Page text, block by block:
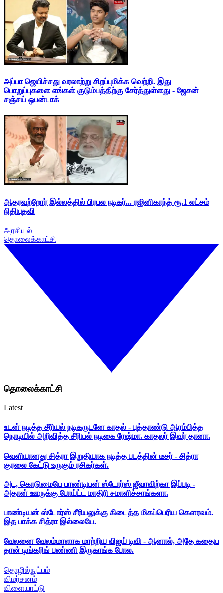
அப்பா ஜெயிச்சது வரலாற்று சிறப்புமிக்க வெற்றி. இது
பொறுப்புகளை எங்கள் குடும்பத்திற்கு சேர்த்துள்ளது - ஜேசன்
சஞ்சய் ஒபன்டாக்
ஆதரவற்றோர் இல்லத்தில் பிரபல நடிகர்... ரஜினிகாந்த் ரூ.1 லட்சம்
நிதியுதவி
அரசியல்
தொலைக்காட்சி
தொலைக்காட்சி
Latest
உடன் நடித்த சீரியல் நடிகருடனே காதல் - புத்தாண்டு ஆரம்பித்த
நொடியில் அறிவித்த சீரியல் நடிகை ரேஷ்மா. காதலர் இவர் தானா.
வெளியானது சித்ரா இறுதியாக நடித்த படத்தின் டீசர் - சித்ரா
குரலை கேட்டு உருகும் ரசிகர்கள்.
அட, கொடுமையே பாண்டியன் ஸ்டோர்ஸ் ஜீவாவிற்கா இப்படி -
அதான் ஊருக்கு போய்ட்ட மாதிரி சமாளிச்சாங்களா.
பாண்டியன் ஸ்டோர்ஸ் சீரியலுக்கு கிடைத்த மிகப்பெரிய கௌரவம்.
இத பாக்க சித்ரா இல்லையே.
வேலனை வேலம்மாளாக மாற்றிய விஜய் டிவி - ஆனால், அதே கதைய
தான் டிங்கரிங் பண்ணி இருகாங்க போல.
தொழில்நுட்பம்
விமர்சனம்
விளையாட்டு